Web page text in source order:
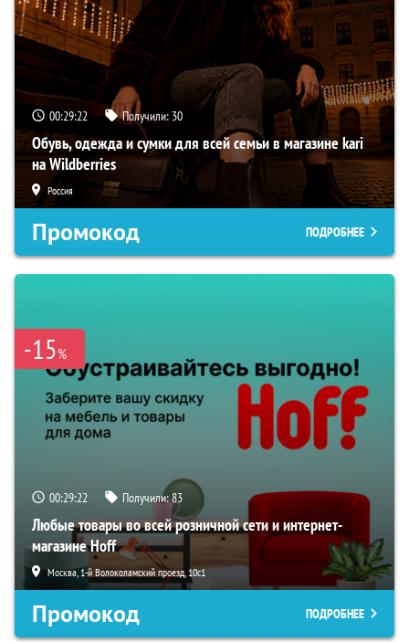
00:29:21 Получили: 30
Обувь, одежда и сумки для всей семьи в магазине kari
на Wildberries
Россия
Промокод ПОДРОБНЕЕ
-15%
00:29:21 Получили:83
Любые товары во всей розничной сети и интернет-
магазине Hoff
Москва, 1-й Волоколамский проезд, 10с1
Промокод ПОДРОБНЕЕ